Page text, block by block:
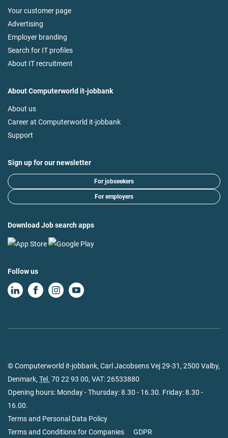
Your customer page
Advertising
Employer branding
Search for IT profiles
About IT recruitment
About Computerworld it-jobbank
About us
Career at Computerworld it-jobbank
Support
Sign up for our newsletter
For jobseekers
For employers
Download Job search apps
Follow us
© Computerworld it-jobbank, Carl Jacobsens Vej 29-31, 2500 Valby,
Denmark, Tel. 70 22 93 00, VAT: 26533880
Opening hours: Monday - Thursday: 8.30 - 16.30. Friday: 8.30 -
16.00.
Terms and Personal Data Policy
Terms and Conditions for Companies
GDPR